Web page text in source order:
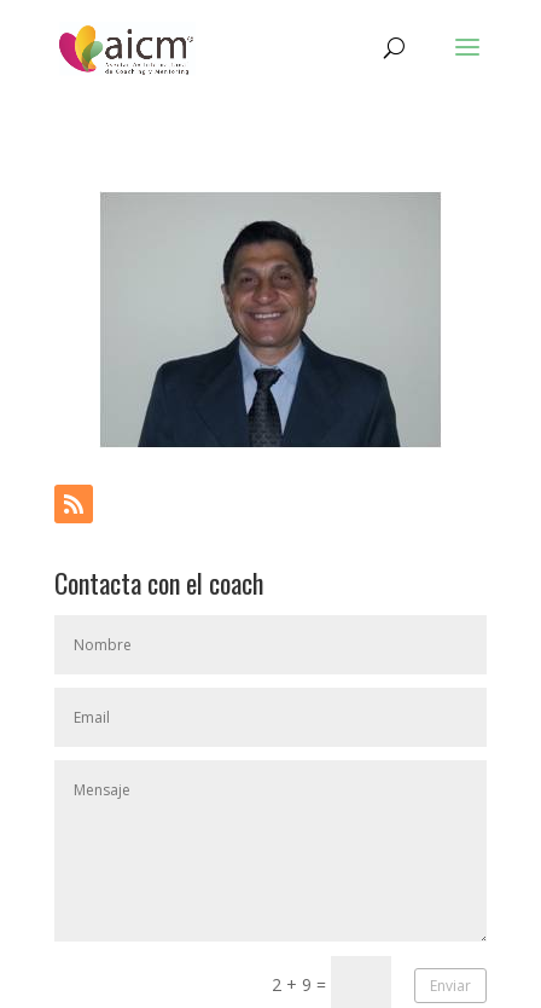
Contacta con el coach
2 + 9 = Enviar